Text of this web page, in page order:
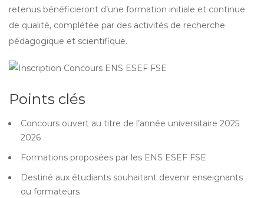
retenus bénéficieront d’une formation initiale et continue
de qualité, complétée par des activités de recherche
pédagogique et scientifique.
Points clés
Concours ouvert au titre de l’année universitaire 2025
2026
Formations proposées par les ENS ESEF FSE
Destiné aux étudiants souhaitant devenir enseignants
ou formateurs